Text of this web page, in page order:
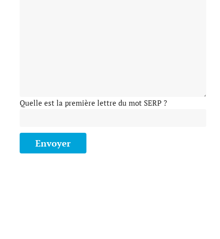
Quelle est la première lettre du mot SERP ?